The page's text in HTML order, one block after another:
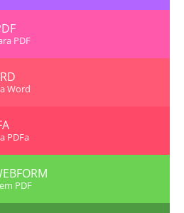
PDF
Word
PDFa
PDF